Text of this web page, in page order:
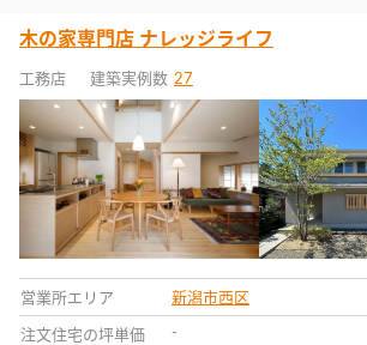
木の家専門店 ナレッジライフ
工務店 建築実例数 27
営業所エリア 新潟市西区
注文住宅の坪単価 -